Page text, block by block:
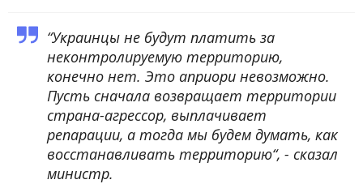
“Украинцы не будут платить за
неконтролируемую территорию,
конечно нет. Это априори невозможно.
Пусть сначала возвращает территории
страна-агрессор, выплачивает
репарации, а тогда мы будем думать, как
восстанавливать территорию“, - сказал
министр.